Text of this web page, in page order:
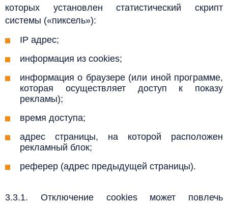
которых установлен статистический скрипт
системы («пиксель»):
IP адрес;
информация из cookies;
информация о браузере (или иной программе,
которая осуществляет доступ к показу
рекламы);
время доступа;
адрес страницы, на которой расположен
рекламный блок;
реферер (адрес предыдущей страницы).
3.3.1. Отключение cookies может повлечь